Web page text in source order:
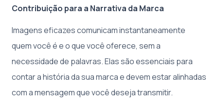
Contribuição para a Narrativa da Marca
Imagens eficazes comunicam instantaneamente
quem você é e o que você oferece, sem a
necessidade de palavras. Elas são essenciais para
contar a história da sua marca e devem estar alinhadas
com a mensagem que você deseja transmitir.